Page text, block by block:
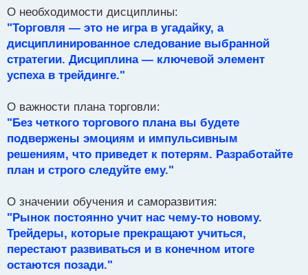
О необходимости дисциплины:
"Торговля — это не игра в угадайку, а
дисциплинированное следование выбранной
стратегии. Дисциплина — ключевой элемент
успеха в трейдинге."
О важности плана торговли:
"Без четкого торгового плана вы будете
подвержены эмоциям и импульсивным
решениям, что приведет к потерям. Разработайте
план и строго следуйте ему."
О значении обучения и саморазвития:
"Рынок постоянно учит нас чему-то новому.
Трейдеры, которые прекращают учиться,
перестают развиваться и в конечном итоге
остаются позади."